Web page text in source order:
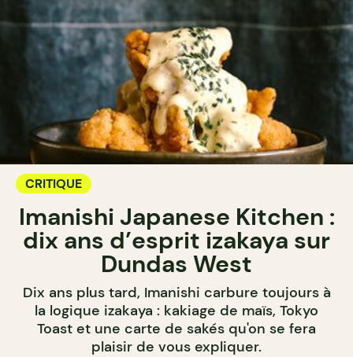
CRITIQUE
Imanishi Japanese Kitchen :
dix ans d’esprit izakaya sur
Dundas West
Dix ans plus tard, Imanishi carbure toujours à
la logique izakaya : kakiage de maïs, Tokyo
Toast et une carte de sakés qu'on se fera
plaisir de vous expliquer.